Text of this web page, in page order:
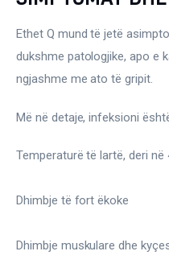
Ethet Q mund të jetë
dukshme patologjike, apo e
ngjashme me ato të gripit.
Më në detaje, infeksioni
Temperaturë të lartë, deri në
Dhimbje të fort ëkoke
Dhimbje muskulare dhe